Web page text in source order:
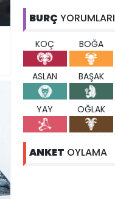
BURÇ YORUMLARI
KOÇ BOĞA
ASLAN BAŞAK
YAY OĞLAK
ANKET OYLAMA